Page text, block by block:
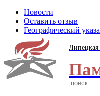
Новости
Оставить отзыв
Географический
Липецкая